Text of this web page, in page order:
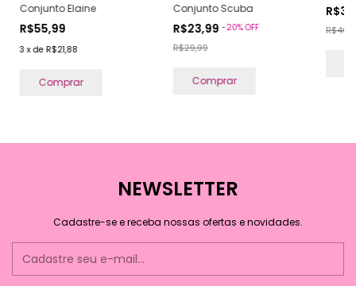
Conjunto Elaine
R$55,99
3 xde R$21,88
Comprar
Conjunto Scuba
R$23,99-20%OFF
R$29,99
Comprar
NEWSLETTER
Cadastre-se e receba nossas ofertas e novidades.